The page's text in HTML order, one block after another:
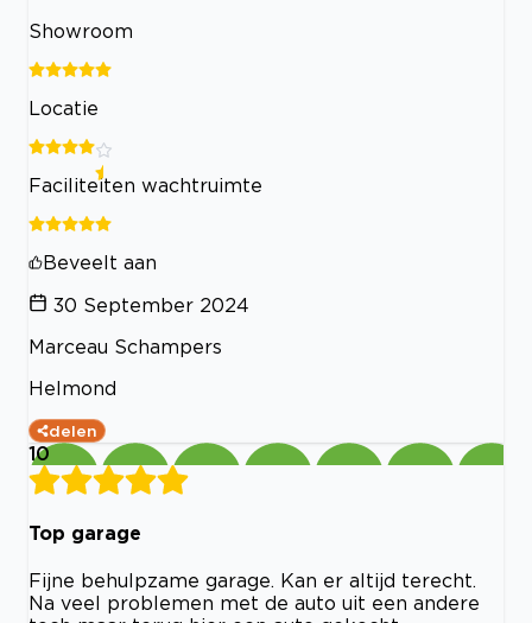
Showroom
Locatie
Faciliteiten wachtruimte
Beveelt aan
30 September 2024
Marceau Schampers
Helmond
delen
10
Top garage
Fijne behulpzame garage. Kan er altijd terecht.
Na veel problemen met de auto uit een andere